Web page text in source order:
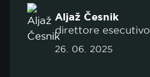
Aljaž Česnik
direttore esecutivo
26. 06. 2025